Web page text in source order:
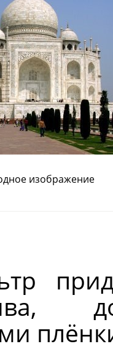
изображение